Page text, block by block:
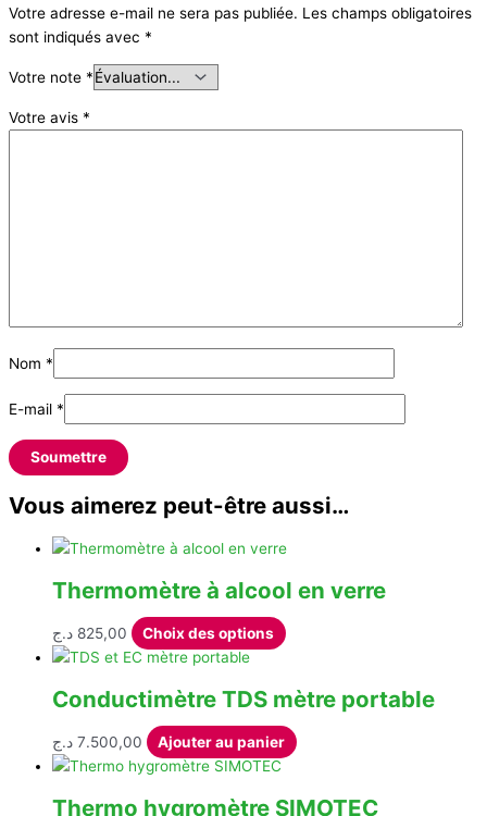
Votre adresse e-mail ne sera pas publiée. Les champs obligatoires
sont indiqués avec *
Votre note *
Votre avis *
Nom *
E-mail *
Vous aimerez peut-être aussi…
Thermomètre à alcool en verre
825,00 د.ج Choix des options Ce
plusieurs
variations.
Les
peuvent
Conductimètre TDS mètre portable
7.500,00 د.ج Ajouter au panier
Thermo hygromètre SIMOTEC